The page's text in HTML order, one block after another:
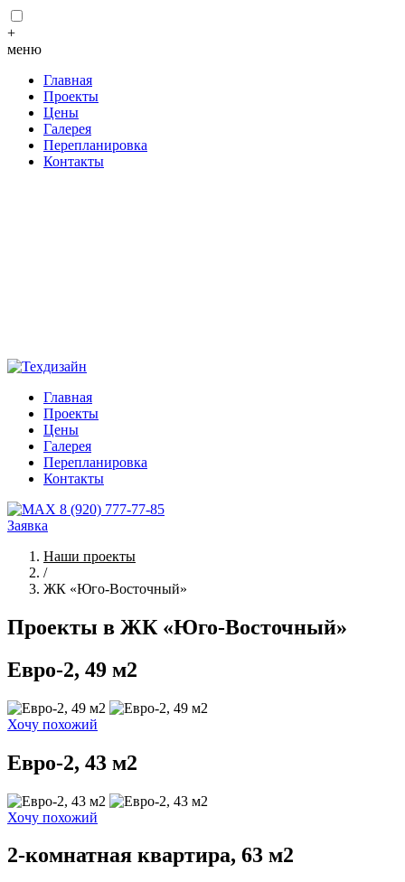
+
меню
Главная
Проекты
Цены
Галерея
Перепланировка
Контакты
Главная
Проекты
Цены
Галерея
Перепланировка
Контакты
8 (920) 777-77-85
Заявка
Наши проекты
/
ЖК «Юго-Восточный»
Проекты в ЖК «Юго-Восточный»
Евро-2, 49 м2
Хочу похожий
Евро-2, 43 м2
Хочу похожий
2-комнатная квартира, 63 м2